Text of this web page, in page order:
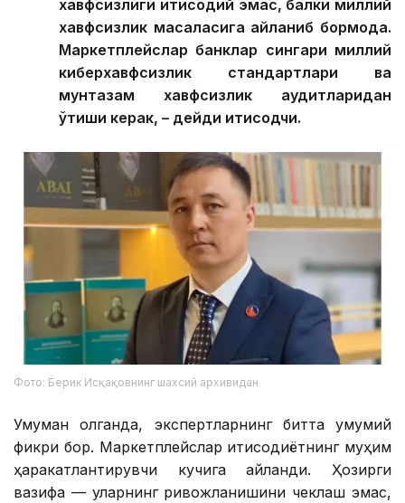
хавфсизлиги иқтисодий эмас, балки миллий
хавфсизлик масаласига айланиб бормоқда.
Маркетплейслар банклар сингари миллий
киберхавфсизлик стандартлари ва
мунтазам хавфсизлик аудитларидан
ўтиши керак, – дейди иқтисодчи.
Фото: Берик Исқақовнинг шахсий архивидан
Умуман олганда, экспертларнинг битта умумий
фикри бор. Маркетплейслар иқтисодиётнинг муҳим
ҳаракатлантирувчи кучига айланди. Ҳозирги
вазифа — уларнинг ривожланишини чеклаш эмас,